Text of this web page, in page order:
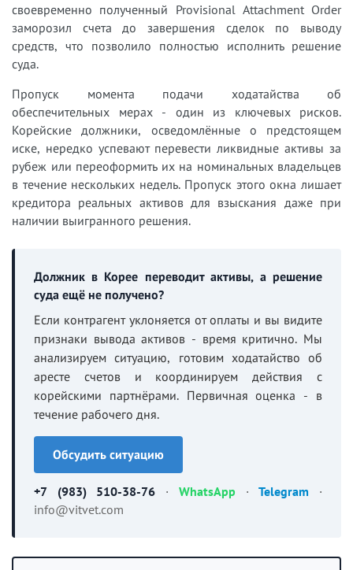
своевременно полученный Provisional Attachment Order
заморозил счета до завершения сделок по выводу
средств, что позволило полностью исполнить решение
суда.
Пропуск момента подачи ходатайства об
обеспечительных мерах - один из ключевых рисков.
Корейские должники, осведомлённые о предстоящем
иске, нередко успевают перевести ликвидные активы за
рубеж или переоформить их на номинальных владельцев
в течение нескольких недель. Пропуск этого окна лишает
кредитора реальных активов для взыскания даже при
наличии выигранного решения.
Должник в Корее переводит активы, а решение
суда ещё не получено?
Если контрагент уклоняется от оплаты и вы видите
признаки вывода активов - время критично. Мы
анализируем ситуацию, готовим ходатайство об
аресте счетов и координируем действия с
корейскими партнёрами. Первичная оценка - в
течение рабочего дня.
Обсудить ситуацию
+7 (983) 510-38-76 · WhatsApp ·Telegram ·
info@vitvet.com